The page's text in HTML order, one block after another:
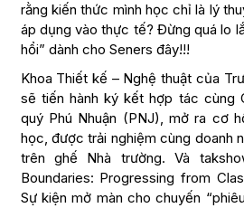
rằng kiến thức mình học chỉ là lý
áp dụng vào thực tế? Đừng quá lo
hổi” dành cho Seners đây!!!
Khoa Thiết kế – Nghệ thuật của
sẽ tiến hành ký kết hợp tác cùng
quý Phú Nhuận (PNJ), mở ra cơ
học, được trải nghiệm cùng doanh
trên ghế Nhà trường. Và
Boundaries: Progressing from
Sự kiện mở màn cho chuyến